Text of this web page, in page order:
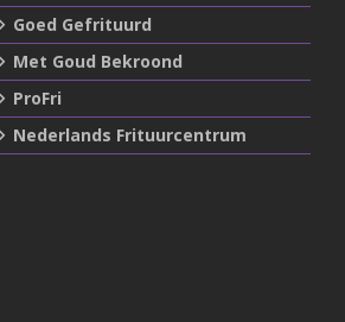
Goed Gefrituurd
Met Goud Bekroond
ProFri
Nederlands Frituurcentrum